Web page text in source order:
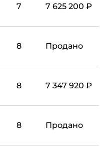
7 7 625 200 ₽
8 Продано
8 7 347 920 ₽
8 Продано